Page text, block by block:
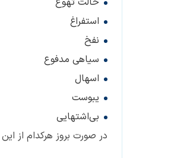
استفراغ
نفخ
سیاهی مدفوع
اسهال
یبوست
بی‌اشتهایی
در صورت بروز هرکدام از